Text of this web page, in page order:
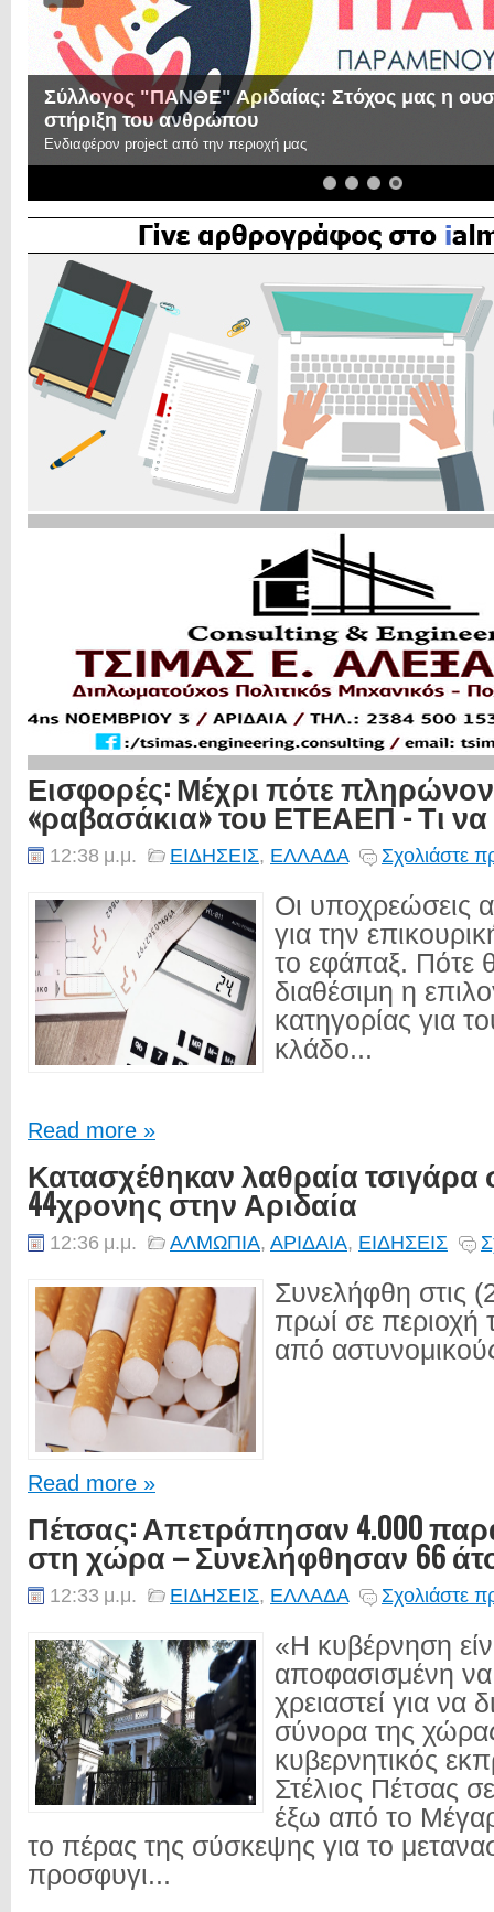
Επικοινωνήστε μαζί μας!
Ελάτε σε επαφή με την συντακτική ομάδα του ialmopia.gr
Εισφορές: Μέχρι πότε
«ραβασάκια» του ΕΤΕΑΕΠ - Τι
12:38 μ.μ. ΕΙΔΗΣΕΙΣ, ΕΛΛΑΔΑ Σχολιάστε
Οι υποχρεώσεις
για την
το εφάπαξ. Πότε
διαθέσιμη η
κατηγορίας για
κλάδο...
Read more »
Κατασχέθηκαν λαθραία τσιγάρα
44χρονης στην Αριδαία
12:36 μ.μ. ΑΛΜΩΠΙΑ, ΑΡΙΔΑΙΑ, ΕΙΔΗΣΕΙΣ
Συνελήφθη στις
πρωί σε περιοχή
από
Read more »
Πέτσας: Απετράπησαν 4.000
στη χώρα – Συνελήφθησαν 66
12:33 μ.μ. ΕΙΔΗΣΕΙΣ, ΕΛΛΑΔΑ Σχολιάστε
«Η κυβέρνηση
αποφασισμένη να
χρειαστεί για να
σύνορα της
κυβερνητικός
Στέλιος Πέτσας
έξω από το
το πέρας της σύσκεψης για το
προσφυγι...